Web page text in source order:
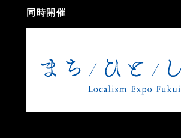
同時開催